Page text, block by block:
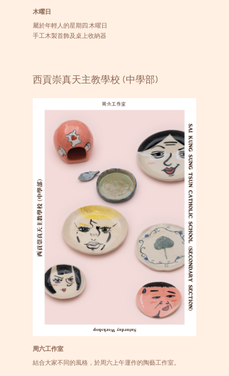
木曜日
屬於年輕人的星期四:木曜日
手工木製首飾及桌上收納器
西貢崇真天主教學校 (中學部)
周六工作室
結合大家不同的風格，於周六上午運作的陶藝工作室。